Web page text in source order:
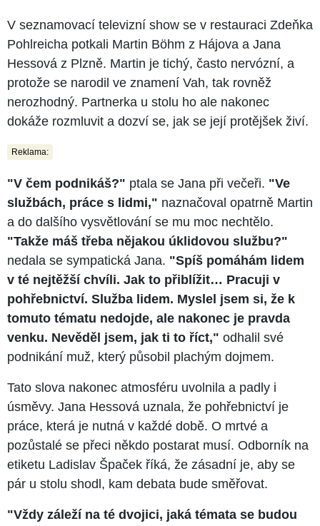
V seznamovací televizní show se v restauraci Zdeňka
Pohlreicha potkali Martin Böhm z Hájova a Jana
Hessová z Plzně. Martin je tichý, často nervózní, a
protože se narodil ve znamení Vah, tak rovněž
nerozhodný. Partnerka u stolu ho ale nakonec
dokáže rozmluvit a dozví se, jak se její protějšek živí.
Reklama:
"V čem podnikáš?" ptala se Jana při večeři. "Ve
službách, práce s lidmi," naznačoval opatrně Martin
a do dalšího vysvětlování se mu moc nechtělo.
"Takže máš třeba nějakou úklidovou službu?"
nedala se sympatická Jana. "Spíš pomáhám lidem
v té nejtěžší chvíli. Jak to přiblížit… Pracuji v
pohřebnictví. Služba lidem. Myslel jsem si, že k
tomuto tématu nedojde, ale nakonec je pravda
venku. Nevěděl jsem, jak ti to říct," odhalil své
podnikání muž, který působil plachým dojmem.
Tato slova nakonec atmosféru uvolnila a padly i
úsměvy. Jana Hessová uznala, že pohřebnictví je
práce, která je nutná v každé době. O mrtvé a
pozůstalé se přeci někdo postarat musí. Odborník na
etiketu Ladislav Špaček říká, že zásadní je, aby se
pár u stolu shodl, kam debata bude směřovat.
"Vždy záleží na té dvojici, jaká témata se budou